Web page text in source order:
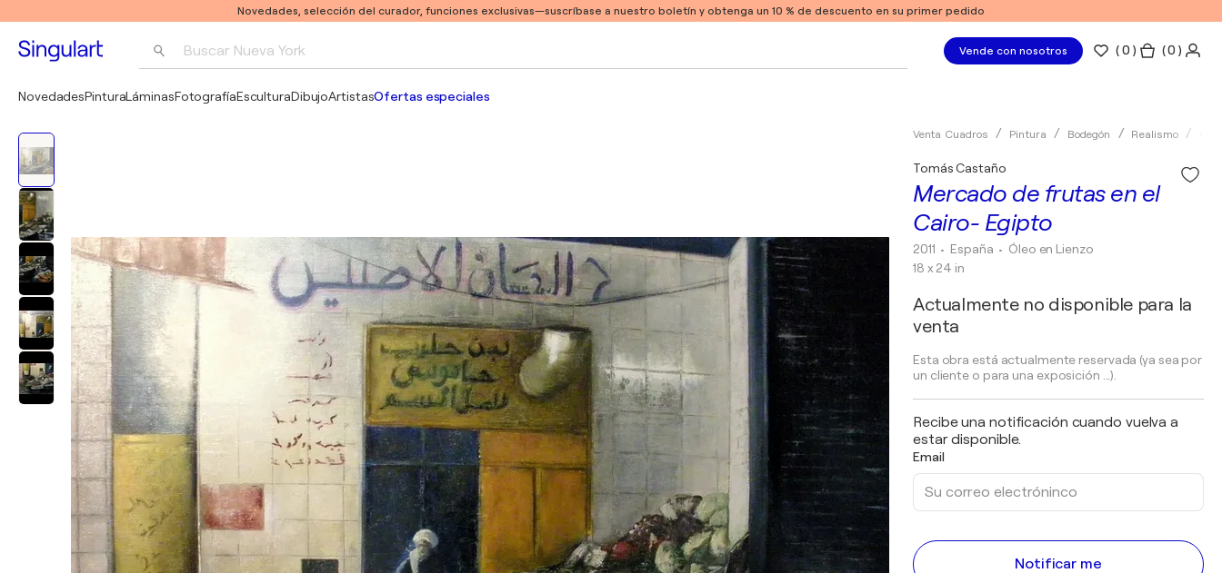
Novedades, selección del curador, funciones exclusivas—suscríbase a nuestro boletín y obtenga un 10 % de descuento en su primer pedido
Buscar Nueva York Vende con nosotros (0 ) ( 0 )
NovedadesPinturaLáminasFotografíaEsculturaDibujoArtistasOfertas especiales
Venta Cuadros Pintura Bodegón Realismo
Mercado de frutas en el
Cairo- Egipto
Tomás Castaño
2011 • España • Óleo en Lienzo
18 x 24 in
Actualmente no disponible para la
venta
Esta obra está actualmente reservada (ya sea por
un cliente o para una exposición ...).
Recibe una notificación cuando vuelva a
estar disponible.
Email
Notificar me